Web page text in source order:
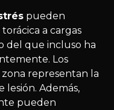
pueden
a cargas
del que incluso ha
Los
representan la
lesión. Además,
pueden